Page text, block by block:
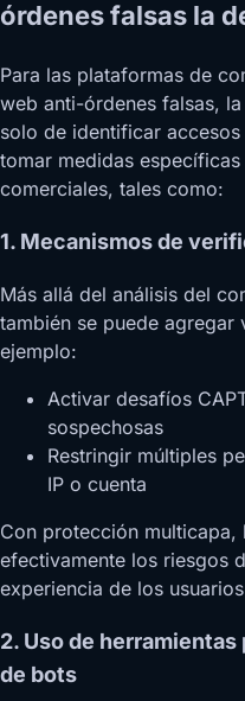
órdenes falsas la
Para las plataformas de
web anti-órdenes falsas,
solo de identificar
tomar medidas
comerciales, tales como:
1. Mecanismos de
Más allá del análisis del
también se puede
ejemplo:
Activar desafíos
sospechosas
Restringir múltiples
IP o cuenta
Con protección
efectivamente los riesgos
experiencia de los
2. Uso de
de bots